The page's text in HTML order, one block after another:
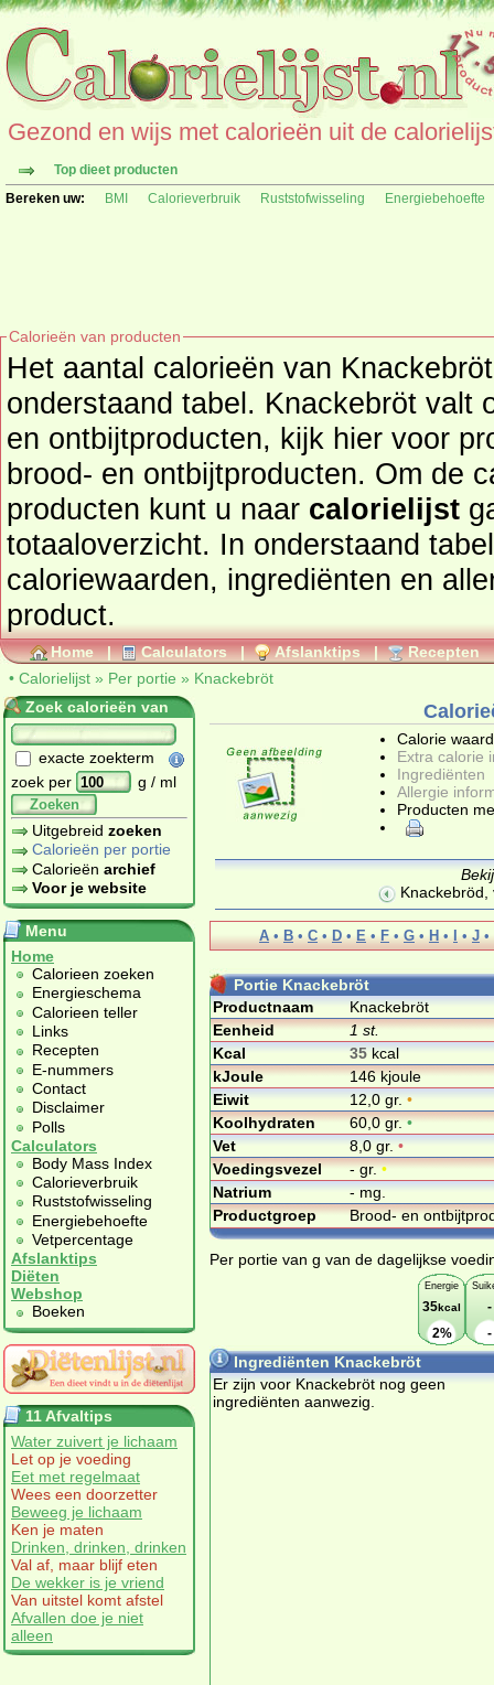
Gezond en wijs met calorieën uit de
Top dieet producten
Bereken uw:
BMI Calorieverbruik Ruststofwisseling Energiebehoefte
Calorieën van producten
Het aantal calorieën van Knackebröt per 1 st.
onderstaand tabel. Knackebröt valt onder
en ontbijtproducten, kijk hier voor
brood- en ontbijtproducten. Om de calorieën te bekijken van
producten kunt u naar calorielijst
totaaloverzicht. In onderstaand
caloriewaarden, ingrediënten en allergenen informatie van dit
product.
Home | Calculators | Afslanktips | Recepten
• Calorielijst » Per portie » Knackebröt
Zoek calorieën van
exacte zoekterm
zoek per
g / ml
Zoeken
Uitgebreid zoeken
Calorieën per portie
Calorieën archief
Voor je website
Menu
Home
Calorieen zoeken
Energieschema
Calorieen teller
Links
Recepten
E-nummers
Contact
Disclaimer
Polls
Calculators
Body Mass Index
Calorieverbruik
Ruststofwisseling
Energiebehoefte
Vetpercentage
Afslanktips
Diëten
Webshop
Boeken
11 Afvaltips
Water zuivert je lichaam
Let op je voeding
Eet met regelmaat
Wees een doorzetter
Beweeg je lichaam
Ken je maten
Drinken, drinken, drinken
Val af, maar blijf eten
De wekker is je vriend
Van uitstel komt afstel
Afvallen doe je niet
alleen
Calorie
Extra calorie
Ingrediënten
Allergie
Producten
Knackebröd,
A • B • C • D • E • F • G • H • I • J •
Portie Knackebröt
Productnaam
Knackebröt
Eenheid
1 st.
Kcal
35 kcal
kJoule
146 kjoule
Eiwit
12,0 gr. •
Koolhydraten
60,0 gr.•
Vet
8,0 gr. •
Voedingsvezel
- gr.•
Natrium
- mg.
Productgroep
Brood- en
Per portie van g van de dagelijkse
Energie
35kcal
2%
-
-
Ingrediënten Knackebröt
Er zijn voor Knackebröt nog geen
ingrediënten aanwezig.